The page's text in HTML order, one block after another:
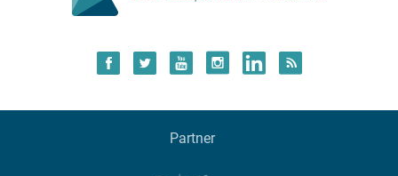
Partner